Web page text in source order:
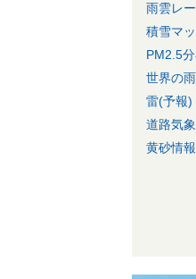
雨雲レ
積雪マ
PM2.5
世界の
雷(予報)
道路気象
黄砂情報